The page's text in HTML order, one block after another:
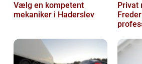
Vælg en kompetent
mekaniker i Haderslev
Privat